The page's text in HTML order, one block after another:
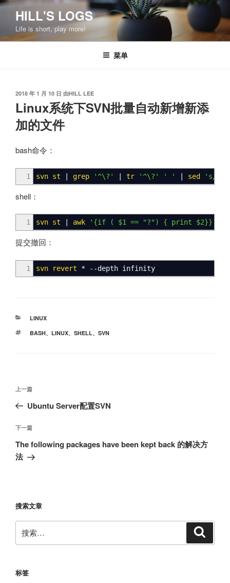
跳
容
HILL'S LOGS
Life is short, play more!
菜单
发
布
于
2018 年 1 月 10 日 由HILL LEE
Linux系统下SVN批量自动新增新添
加的文件
bash命令：
1 svn st grep '^\?' tr '^\?' ' ' sed 's/[
shell：
1 svn st awk '{if ( $1 == "?") { print $2}}'
提交撤回：
1 svn revert * --depth infinity
分
LINUX
标
BASH、 LINUX、 SHELL、 SVN
文
导
航
上
一
文
章
上一篇
Ubuntu Server配置SVN
下
一
篇
下一篇
The following packages have been kept back 的解决方
法
搜索文章
索：
标签